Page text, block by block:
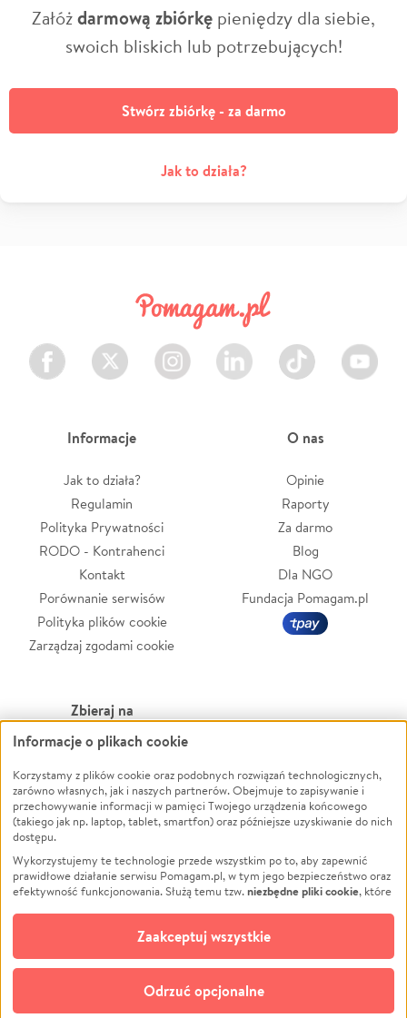
Załóżdarmową zbiórkę pieniędzy dla siebie,
swoich bliskich lub potrzebujących!
Stwórz zbiórkę - za darmo
Jak to działa?
Facebook Twitter Instagram LinkedIn TikTok Youtube
Informacje
Jak to działa?
Regulamin
Polityka Prywatności
RODO - Kontrahenci
Kontakt
Porównanie serwisów
Polityka plików cookie
Zarządzaj zgodami cookie
O nas
Opinie
Raporty
Za darmo
Blog
Dla NGO
Fundacja Pomagam.pl
Zbieraj na
Leczenie
Zwierzęta
Pożar
Ukraina
Pomoc Finansowa
Projekty
Pogrzeb
Społeczność lokalna
Kultura
Powódź
Wichura
NGO
Edukacja
Podróż
Impreza
Ochrona środowiska
Biznes
Informacje o plikach cookie
Korzystamy z plików cookie oraz podobnych rozwiązań technologicznych,
zarówno własnych, jak i naszych partnerów. Obejmuje to zapisywanie i
przechowywanie informacji w pamięci Twojego urządzenia końcowego
(takiego jak np. laptop, tablet, smartfon) oraz późniejsze uzyskiwanie do nich
dostępu.
Wykorzystujemy te technologie przede wszystkim po to, aby zapewnić
prawidłowe działanie serwisu Pomagam.pl, w tym jego bezpieczeństwo oraz
efektywność funkcjonowania. Służą temu tzw.niezbędne pliki cookie, które
opcjonalnych plików cookie
technologii do celów analitycznych i retargetingowych. Możesz wyrazić
zgodę na ich stosowanie lub jej odmówić. W dowolnym momencie masz
możliwość zmiany swoich preferencji na stronie „Zarządzaj zgodami cookie”,
do której link znajdziesz w stopce serwisu Pomagam.pl. Opcjonalne pliki
cookie wykorzystywane są w następujących celach:
Odrzuć opcjonalne
Zaakceptuj wszystkie